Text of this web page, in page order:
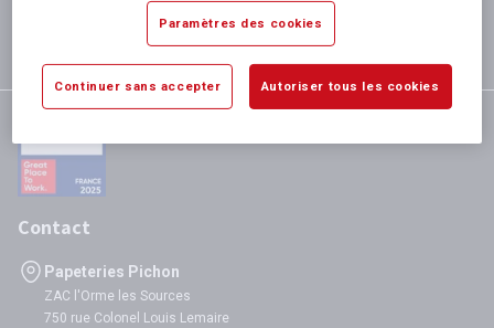
satisfaction totale
Contact
Papeteries Pichon
ZAC l'Orme les Sources
750 rue Colonel Louis Lemaire
Paramètres des cookies
Continuer sans accepter Autoriser tous les cookies